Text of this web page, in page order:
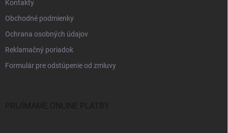
Kontakty
Obchodné podmienky
Ochrana osobných údajov
Reklamačný poriadok
Formulár pre odstúpenie od zmluvy